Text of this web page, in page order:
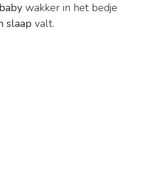
baby wakker in het bedje
slaap valt.